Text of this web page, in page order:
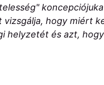
vizsgálja, hogy miért
helyzetét és azt,